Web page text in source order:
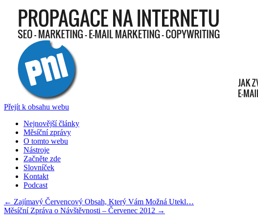
Přejít k obsahu webu
Nejnovější články
Měsíční zprávy
O tomto webu
Nástroje
Začněte zde
Slovníček
Kontakt
Podcast
← Zajímavý Červencový Obsah, Který Vám Možná Utekl…
Měsíční Zpráva o Návštěvnosti – Červenec 2012 →